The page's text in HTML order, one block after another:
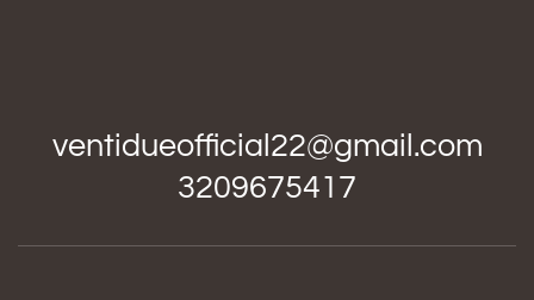
ventidueofficial22@gmail.com
3209675417